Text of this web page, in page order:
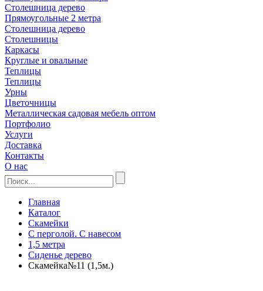
Столешница дерево
Прямоугольные 2 метра
Столешница дерево
Столешницы
Каркасы
Круглые и овальные
Теплицы
Теплицы
Урны
Цветочницы
Металлическая садовая мебель оптом
Портфолио
Услуги
Доставка
Контакты
О нас
Главная
Каталог
Скамейки
С перголой. С навесом
1,5 метра
Сиденье дерево
Скамейка№11 (1,5м.)